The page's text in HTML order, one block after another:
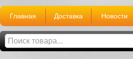
Главная Доставка Новости